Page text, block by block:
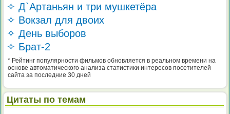
✧ Д`Артаньян и три мушкетёра
✧ Вокзал для двоих
✧ День выборов
✧ Брат-2
* Рейтинг популярности фильмов обновляется в реальном времени на
основе автоматического анализа статистики интересов посетителей
сайта за последние 30 дней
Цитаты по темам